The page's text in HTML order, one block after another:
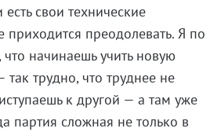
свои технические
приходится преодолевать. Я по
начинаешь учить новую
трудно, что труднее не
к другой — а там уже
партия сложная не только в